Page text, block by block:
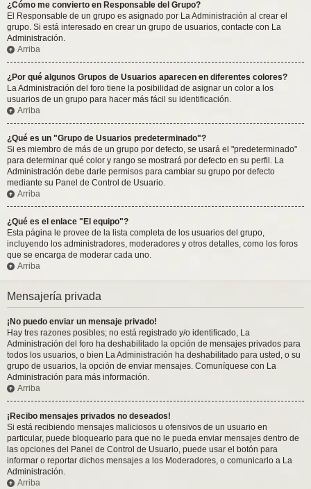
¿Cómo me convierto en Responsable del Grupo?
El Responsable de un grupo es asignado por La Administración al crear el
grupo. Si está interesado en crear un grupo de usuarios, contacte con La
Administración.
Arriba
¿Por qué algunos Grupos de Usuarios aparecen en diferentes colores?
La Administración del foro tiene la posibilidad de asignar un color a los
usuarios de un grupo para hacer más fácil su identificación.
Arriba
¿Qué es un "Grupo de Usuarios predeterminado"?
Si es miembro de más de un grupo por defecto, se usará el "predeterminado"
para determinar qué color y rango se mostrará por defecto en su perfil. La
Administración debe darle permisos para cambiar su grupo por defecto
mediante su Panel de Control de Usuario.
Arriba
¿Qué es el enlace "El equipo"?
Esta página le provee de la lista completa de los usuarios del grupo,
incluyendo los administradores, moderadores y otros detalles, como los foros
que se encarga de moderar cada uno.
Arriba
Mensajería privada
¡No puedo enviar un mensaje privado!
Hay tres razones posibles; no está registrado y/o identificado, La
Administración del foro ha deshabilitado la opción de mensajes privados para
todos los usuarios, o bien La Administración ha deshabilitado para usted, o su
grupo de usuarios, la opción de enviar mensajes. Comuníquese con La
Administración para más información.
Arriba
¡Recibo mensajes privados no deseados!
Si está recibiendo mensajes maliciosos u ofensivos de un usuario en
particular, puede bloquearlo para que no le pueda enviar mensajes dentro de
las opciones del Panel de Control de Usuario, puede usar el botón para
informar o reportar dichos mensajes a los Moderadores, o comunicarlo a La
Administración.
Arriba